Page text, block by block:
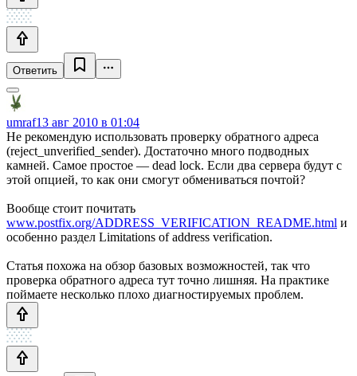
Ответить
umraf13 авг 2010 в 01:04
Не рекомендую использовать проверку обратного адреса
(reject_unverified_sender). Достаточно много подводных
камней. Самое простое — dead lock. Если два сервера будут с
этой опцией, то как они смогут обмениваться почтой?
Вообще стоит почитать
www.postfix.org/ADDRESS_VERIFICATION_README.html и
особенно раздел Limitations of address verification.
Статья похожа на обзор базовых возможностей, так что
проверка обратного адреса тут точно лишняя. На практике
поймаете несколько плохо диагностируемых проблем.